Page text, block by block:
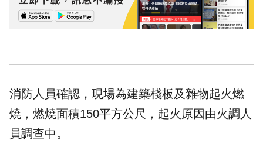
消防人員確認，現場為建築棧板及雜物起火燃
燒，燃燒面積150平方公尺，起火原因由火調人
員調查中。